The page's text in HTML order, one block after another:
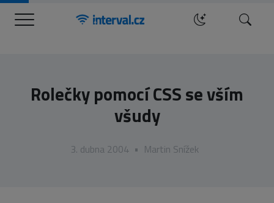
Menu Hledat
Rolečky pomocí CSS se vším
všudy
3. dubna 2004 • Martin Snížek